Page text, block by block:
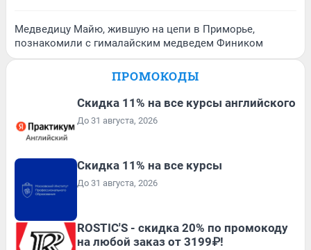
Медведицу Майю, жившую на цепи в Приморье,
познакомили с гималайским медведем Фиником
ПРОМОКОДЫ
Скидка 11% на все курсы английского
До 31 августа, 2026
Скидка 11% на все курсы
До 31 августа, 2026
ROSTIC'S - скидка 20% по промокоду
на любой заказ от 3199₽!